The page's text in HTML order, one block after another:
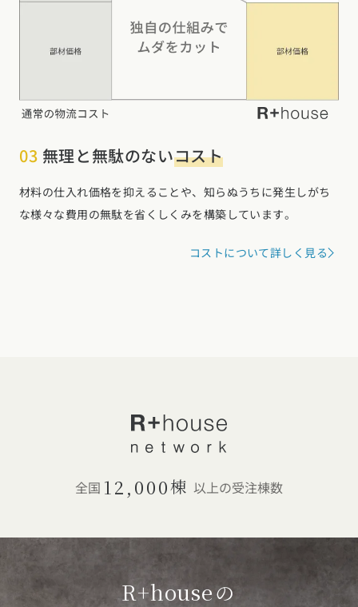
03 無理と無駄のないコスト
材料の仕入れ価格を抑えることや、知らぬうちに発生しがち
な様々な費用の無駄を省くしくみを構築しています。
コストについて詳しく見る
全国 12,000棟 以上の受注棟数
R+houseの